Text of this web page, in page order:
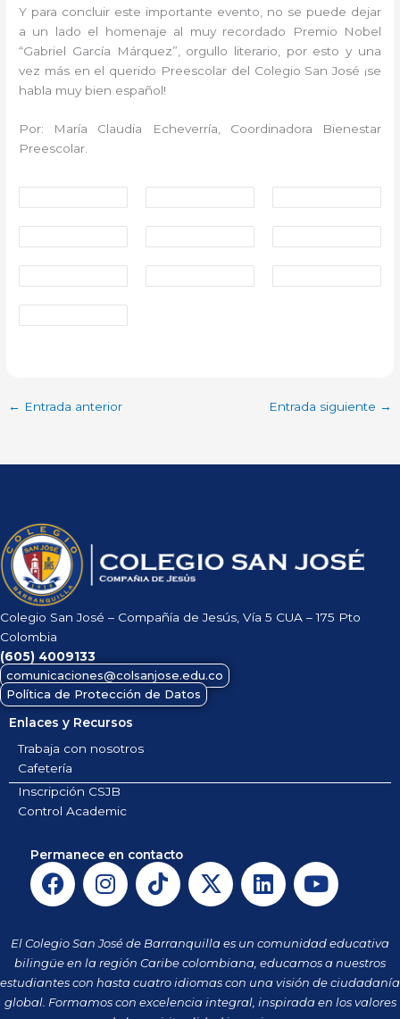
Y para concluir este importante evento, no se puede dejar
a un lado el homenaje al muy recordado Premio Nobel
“Gabriel García Márquez”, orgullo literario, por esto y una
vez más en el querido Preescolar del Colegio San José ¡se
habla muy bien español!
Por: María Claudia Echeverría, Coordinadora Bienestar
Preescolar.
← Entrada anterior Entrada siguiente →
Colegio San José – Compañía de Jesús, Vía 5 CUA – 175 Pto
Colombia
(605) 4009133
comunicaciones@colsanjose.edu.co
Política de Protección de Datos
Enlaces y Recursos
Trabaja con nosotros
Cafetería
Inscripción CSJB
Control Academic
Permanece en contacto
F
a
e
b
o
o
I
n
t
a
g
r
T
i
t
o
k
X
-
w
i
t
t
L
i
k
e
d
i
Y
o
t
u
b
e
El Colegio San José de Barranquilla es un comunidad educativa
bilingüe en la región Caribe colombiana, educamos a nuestros
estudiantes con hasta cuatro idiomas con una visión de ciudadanía
global. Formamos con excelencia integral, inspirada en los valores